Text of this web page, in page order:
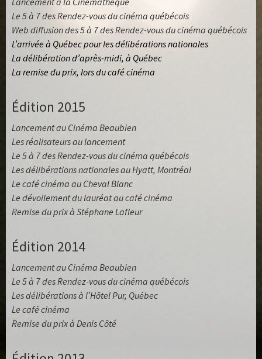
Le 5 à 7 des Rendez-vous du cinéma québécois
Web diffusion des 5 à 7 des Rendez-vous du cinéma québécois
L’arrivée à Québec pour les délibérations nationales
La délibération d’après-midi, à Québec
La remise du prix, lors du café cinéma
Édition 2015
Lancement au Cinéma Beaubien
Les réalisateurs au lancement
Le 5 à 7 des Rendez-vous du cinéma québécois
Les délibérations nationales au Hyatt, Montréal
Le café cinéma au Cheval Blanc
Le dévoilement du lauréat au café cinéma
Remise du prix à Stéphane Lafleur
Édition 2014
Lancement au Cinéma Beaubien
Le 5 à 7 des Rendez-vous du cinéma québécois
Les délibérations à l’Hôtel Pur, Québec
Le café cinéma
Remise du prix à Denis Côté